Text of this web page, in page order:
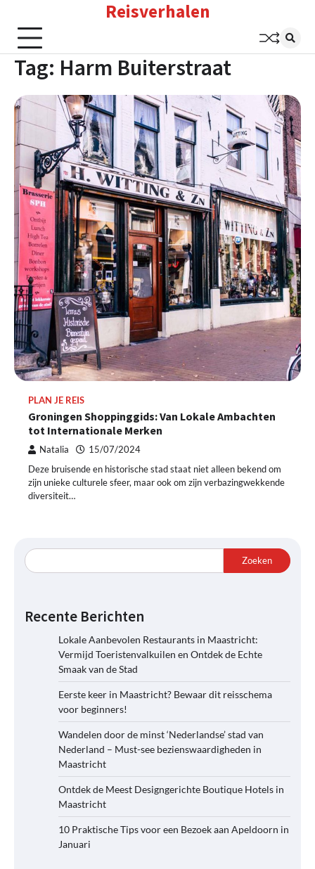
content
Reisverhalen
Tag: Harm Buiterstraat
PLAN JE REIS
Groningen Shoppinggids: Van Lokale Ambachten
tot Internationale Merken
Natalia 15/07/2024
Deze bruisende en historische stad staat niet alleen bekend om
zijn unieke culturele sfeer, maar ook om zijn verbazingwekkende
diversiteit…
Zoeken
Recente Berichten
Lokale Aanbevolen Restaurants in Maastricht:
Vermijd Toeristenvalkuilen en Ontdek de Echte
Smaak van de Stad
Eerste keer in Maastricht? Bewaar dit reisschema
voor beginners!
Wandelen door de minst ‘Nederlandse’ stad van
Nederland – Must-see bezienswaardigheden in
Maastricht
Ontdek de Meest Designgerichte Boutique Hotels in
Maastricht
10 Praktische Tips voor een Bezoek aan Apeldoorn in
Januari